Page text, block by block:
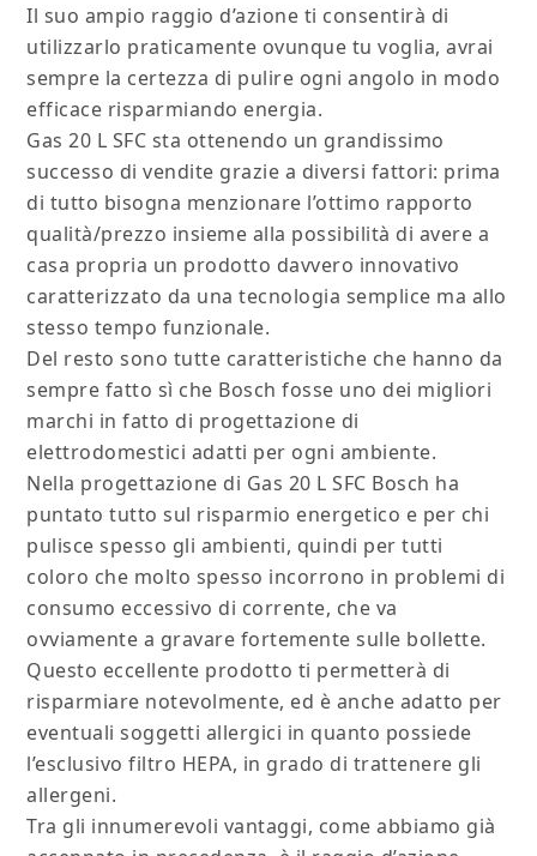
Il suo ampio raggio d’azione ti consentirà di
utilizzarlo praticamente ovunque tu voglia, avrai
sempre la certezza di pulire ogni angolo in modo
efficace risparmiando energia.
Gas 20 L SFC sta ottenendo un grandissimo
successo di vendite grazie a diversi fattori: prima
di tutto bisogna menzionare l’ottimo rapporto
qualità/prezzo insieme alla possibilità di avere a
casa propria un prodotto davvero innovativo
caratterizzato da una tecnologia semplice ma allo
stesso tempo funzionale.
Del resto sono tutte caratteristiche che hanno da
sempre fatto sì che Bosch fosse uno dei migliori
marchi in fatto di progettazione di
elettrodomestici adatti per ogni ambiente.
Nella progettazione di Gas 20 L SFC Bosch ha
puntato tutto sul risparmio energetico e per chi
pulisce spesso gli ambienti, quindi per tutti
coloro che molto spesso incorrono in problemi di
consumo eccessivo di corrente, che va
ovviamente a gravare fortemente sulle bollette.
Questo eccellente prodotto ti permetterà di
risparmiare notevolmente, ed è anche adatto per
eventuali soggetti allergici in quanto possiede
l’esclusivo filtro HEPA, in grado di trattenere gli
allergeni.
Tra gli innumerevoli vantaggi, come abbiamo già